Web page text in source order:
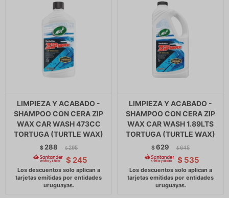
LIMPIEZA Y ACABADO -
SHAMPOO CON CERA ZIP
WAX CAR WASH 473CC
TORTUGA (TURTLE WAX)
$ 288 $ 295
$ 245
LIMPIEZA Y ACABADO -
SHAMPOO CON CERA ZIP
WAX CAR WASH 1.89LTS
TORTUGA (TURTLE WAX)
$629 $ 645
$ 535